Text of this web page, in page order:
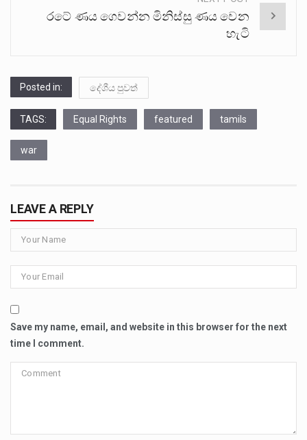
රටේ ණය ගෙවන්න මිනිස්සු ණය වෙන
හැටි
Posted in: දේශීය පුවත්
TAGS: Equal Rights featured tamils
war
LEAVE A REPLY
Save my name, email, and website in this browser for the next
time I comment.